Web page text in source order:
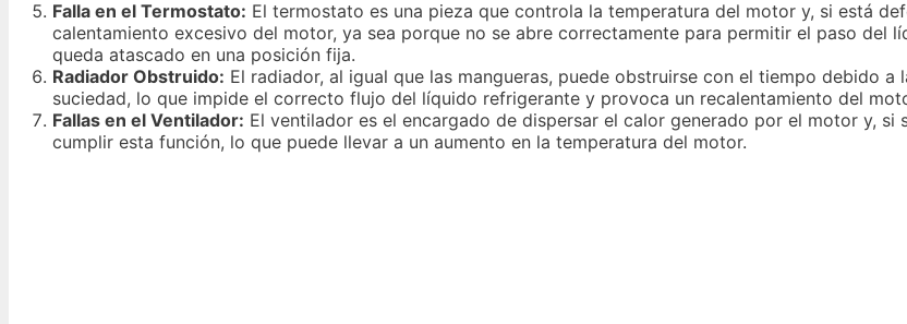
Falla en el Termostato: El termostato es una pieza que controla la temperatura del motor y, si está
calentamiento excesivo del motor, ya sea porque no se abre correctamente para permitir el paso del
queda atascado en una posición fija.
Radiador Obstruido: El radiador, al igual que las mangueras, puede obstruirse con el tiempo debido a
suciedad, lo que impide el correcto flujo del líquido refrigerante y provoca un recalentamiento del
Fallas en el Ventilador: El ventilador es el encargado de dispersar el calor generado por el motor y, si
cumplir esta función, lo que puede llevar a un aumento en la temperatura del motor.